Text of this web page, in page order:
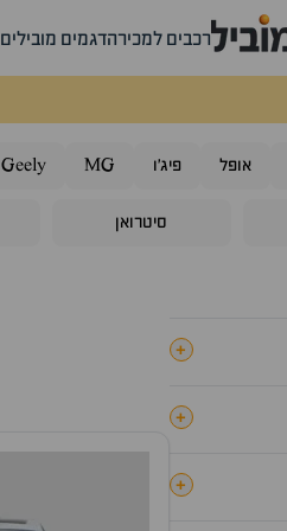
רכבים למכירהדגמים מובילים
אופל פיג'ו MG
Geely
סיטרואן
+
+
+